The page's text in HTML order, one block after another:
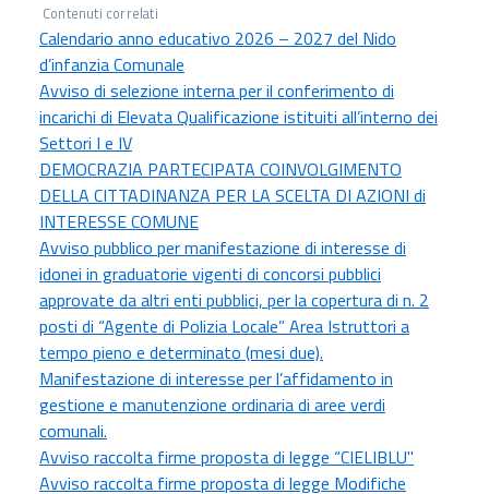
Contenuti correlati
Calendario anno educativo 2026 – 2027 del Nido
d’infanzia Comunale
Avviso di selezione interna per il conferimento di
incarichi di Elevata Qualificazione istituiti all’interno dei
Settori I e IV
DEMOCRAZIA PARTECIPATA COINVOLGIMENTO
DELLA CITTADINANZA PER LA SCELTA DI AZIONI di
INTERESSE COMUNE
Avviso pubblico per manifestazione di interesse di
idonei in graduatorie vigenti di concorsi pubblici
approvate da altri enti pubblici, per la copertura di n. 2
posti di “Agente di Polizia Locale” Area Istruttori a
tempo pieno e determinato (mesi due).
Manifestazione di interesse per l’affidamento in
gestione e manutenzione ordinaria di aree verdi
comunali.
Avviso raccolta firme proposta di legge “CIELIBLU"
Avviso raccolta firme proposta di legge Modifiche